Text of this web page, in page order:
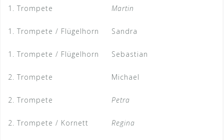
1. Trompete
1. Trompete / Flügelhorn
1. Trompete / Flügelhorn
2. Trompete
2. Trompete
2. Trompete / Kornett
Martin
Sandra
Sebastian
Michael
Petra
Regina